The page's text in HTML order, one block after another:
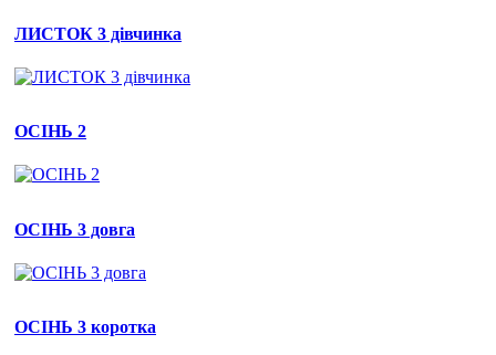
ЛИСТОК 3 дівчинка
ОСІНЬ 2
ОСІНЬ 3 довга
ОСІНЬ 3 коротка